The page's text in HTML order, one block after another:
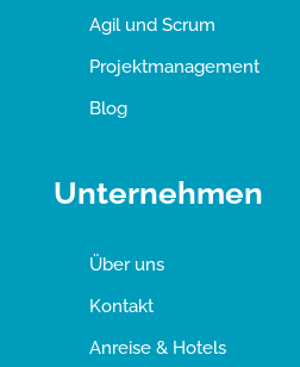
Agil und Scrum
Projektmanagement
Blog
Unternehmen
Über uns
Kontakt
Anreise & Hotels